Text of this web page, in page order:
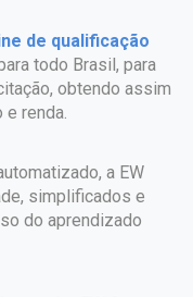
de qualificação
todo Brasil, para
obtendo assim
renda.
a EW
simplificados e
do aprendizado